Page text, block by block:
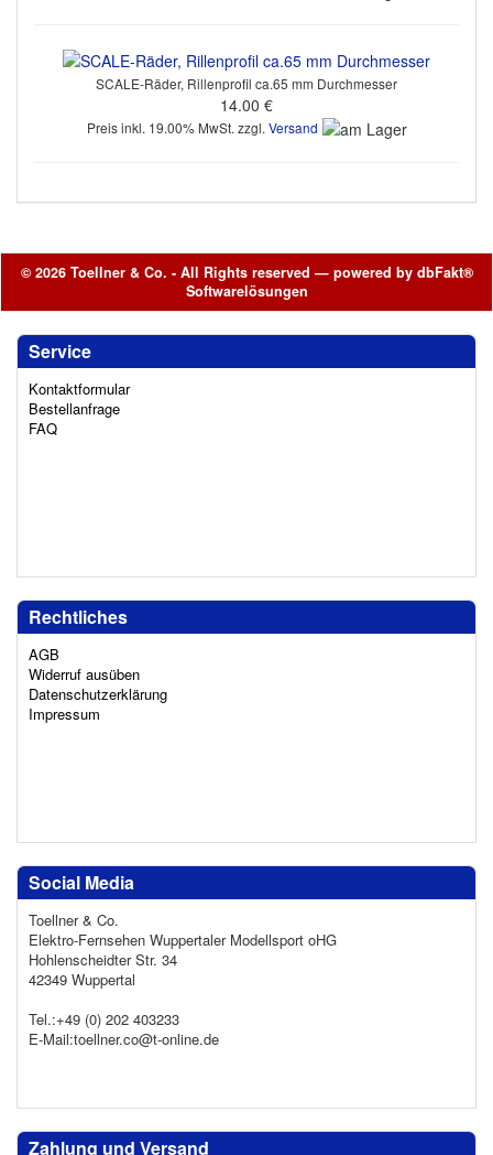
SCALE-Räder, Rillenprofil ca.65 mm Durchmesser
14.00 €
Preis inkl. 19.00% MwSt. zzgl. Versand
© 2026 Toellner & Co. - All Rights reserved — powered by dbFakt®
Softwarelösungen
Service
Kontaktformular
Bestellanfrage
FAQ
Rechtliches
AGB
Widerruf ausüben
Datenschutzerklärung
Impressum
Social Media
Toellner & Co.
Elektro-Fernsehen Wuppertaler Modellsport oHG
Hohlenscheidter Str. 34
42349 Wuppertal
Tel.:+49 (0) 202 403233
E-Mail:toellner.co@t-online.de
Zahlung und Versand